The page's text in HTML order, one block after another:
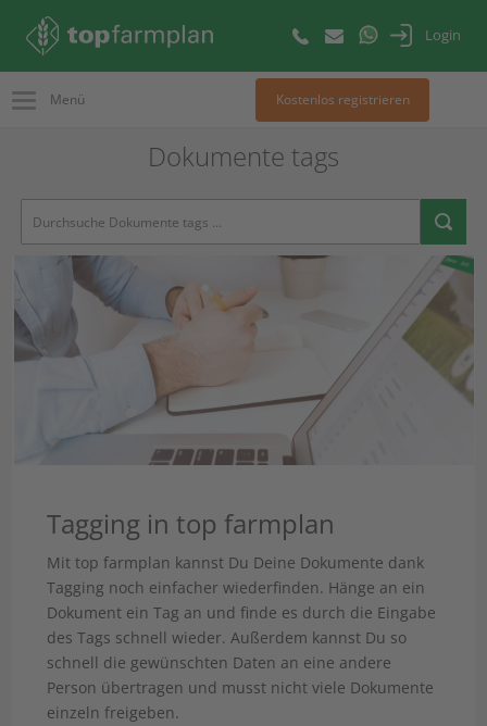
Login
Menü Kostenlos registrieren
Dokumente tags
Tagging in top farmplan
Mit top farmplan kannst Du Deine Dokumente dank
Tagging noch einfacher wiederfinden. Hänge an ein
Dokument ein Tag an und finde es durch die Eingabe
des Tags schnell wieder. Außerdem kannst Du so
schnell die gewünschten Daten an eine andere
Person übertragen und musst nicht viele Dokumente
einzeln freigeben.